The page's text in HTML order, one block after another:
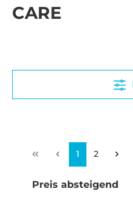
CARE
1 2